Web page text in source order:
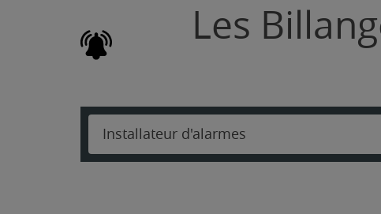
Les
Installateur d'alarmes